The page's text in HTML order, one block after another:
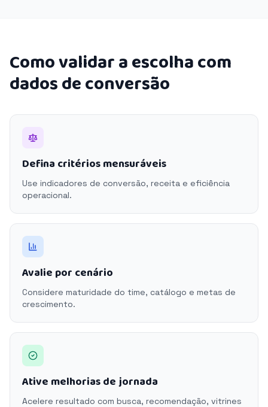
Como validar a escolha com
dados de conversão
Defina critérios mensuráveis
Use indicadores de conversão, receita e eficiência
operacional.
Avalie por cenário
Considere maturidade do time, catálogo e metas de
crescimento.
Ative melhorias de jornada
Acelere resultado com busca, recomendação, vitrines